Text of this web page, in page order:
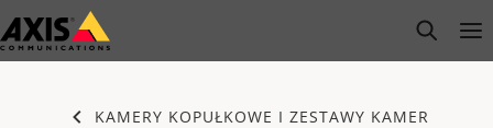
Przejdź
do
open
KAMERY KOPUŁKOWE I ZESTAWY KAMER